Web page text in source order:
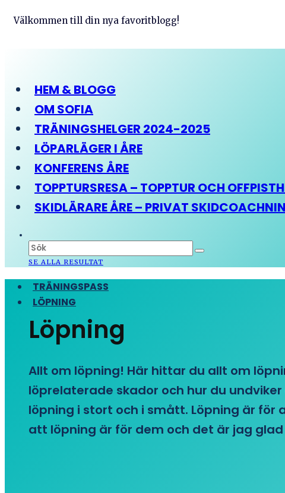
Välkommen till din nya favoritblogg!
HEM & BLOGG
OM SOFIA
TRÄNINGSHELGER 2024-2025
LÖPARLÄGER I ÅRE
KONFERENS ÅRE
TOPPTURSRESA – TOPPTUR OCH
SKIDLÄRARE ÅRE – PRIVAT
SE ALLA RESULTAT
TRÄNINGSPASS
LÖPNING
Löpning
Allt om löpning! Här hittar du allt om
löprelaterade skador och hur du
löpning i stort och i smått. Löpning är
att löpning är för dem och det är jag